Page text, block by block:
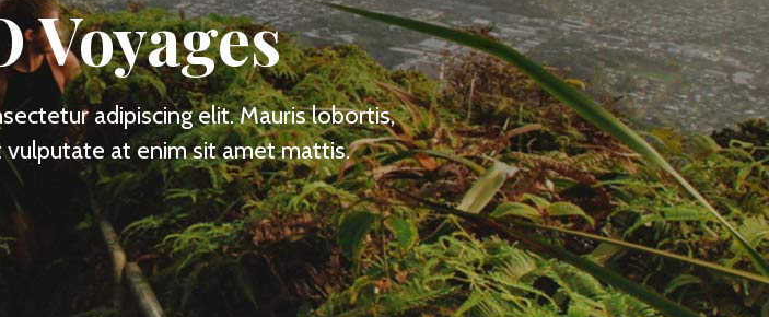
Voyages
adipiscing elit. Mauris lobortis,
at enim sit amet mattis.